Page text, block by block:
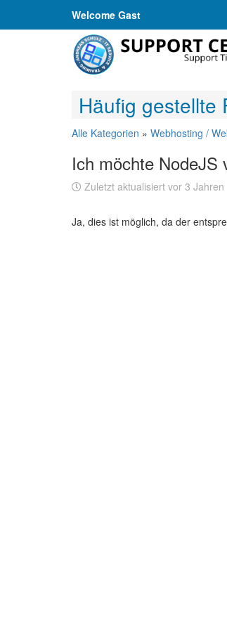
Welcome Gast
Häufig gestellte
Alle Kategorien » Webhosting /
Ich möchte NodeJS
Zuletzt aktualisiert vor 3 Jahren
Ja, dies ist möglich, da der